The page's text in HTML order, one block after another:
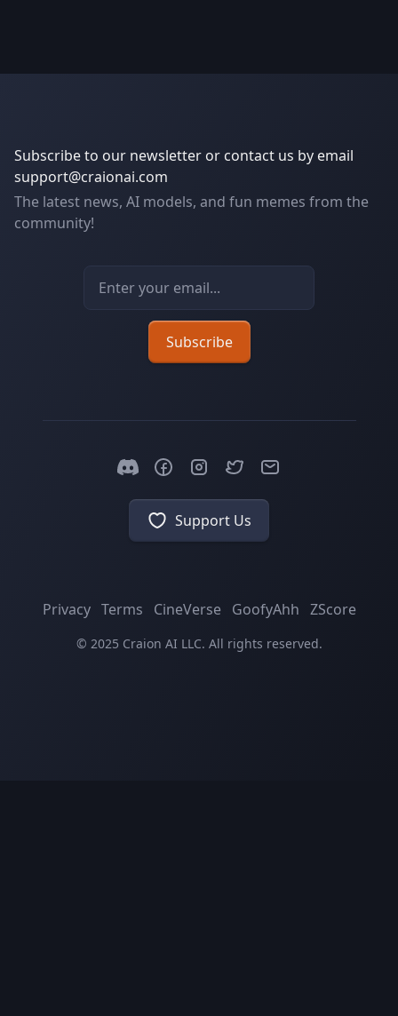
Subscribe to our newsletter or contact us by email
support@craionai.com
The latest news, AI models, and fun memes from the
community!
Email address
Subscribe
Support Us
Privacy Terms CineVerse GoofyAhh ZScore
© 2025 Craion AI LLC. All rights reserved.